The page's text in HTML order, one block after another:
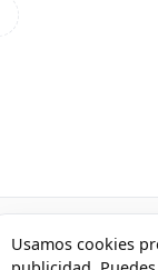
Artículos Productos
Usamos cookies